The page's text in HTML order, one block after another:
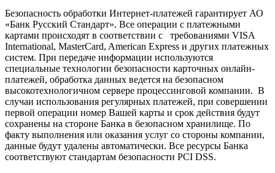
Безопасность обработки Интернет-платежей гарантирует АО
«Банк Русский Cтандарт». Все операции с платежными
картами происходят в соответствии с требованиями VISA
International, MasterCard, American Express и других платежных
систем. При передаче информации используются
специальные технологии безопасности карточных онлайн-
платежей, обработка данных ведется на безопасном
высокотехнологичном сервере процессинговой компании. В
случаи использования регулярных платежей, при совершении
первой операции номер Вашей карты и срок действия будут
сохранены на стороне Банка в безопасном хранилище. По
факту выполнения или оказания услуг со стороны компании,
данные будут удалены автоматически. Все ресурсы Банка
соответствуют стандартам безопасности PCI DSS.